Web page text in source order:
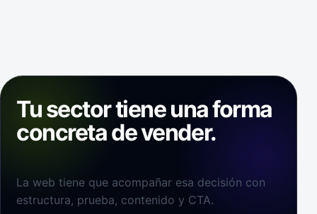
Tu sector tiene una forma
concreta de vender.
La web tiene que acompañar esa decisión con
estructura, prueba, contenido y CTA.